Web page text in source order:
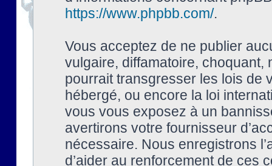
https://www.phpbb.com/.
Vous acceptez de ne publier
vulgaire, diffamatoire, choquant,
pourrait transgresser les lois de
hébergé, ou encore la loi
vous vous exposez à un
avertirons votre fournisseur
nécessaire. Nous enregistrons
d’aider au renforcement de ces